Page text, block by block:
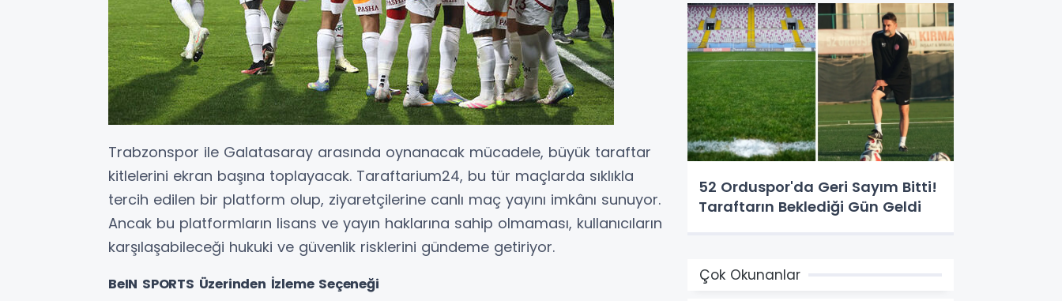
Trabzonspor ile Galatasaray arasında oynanacak mücadele, büyük taraftar
kitlelerini ekran başına toplayacak. Taraftarium24, bu tür maçlarda sıklıkla
tercih edilen bir platform olup, ziyaretçilerine canlı maç yayını imkânı sunuyor.
Ancak bu platformların lisans ve yayın haklarına sahip olmaması, kullanıcıların
karşılaşabileceği hukuki ve güvenlik risklerini gündeme getiriyor.
BeIN SPORTS Üzerinden İzleme Seçeneği
52 Orduspor'da Geri Sayım Bitti!
Taraftarın Beklediği Gün Geldi
Çok Okunanlar